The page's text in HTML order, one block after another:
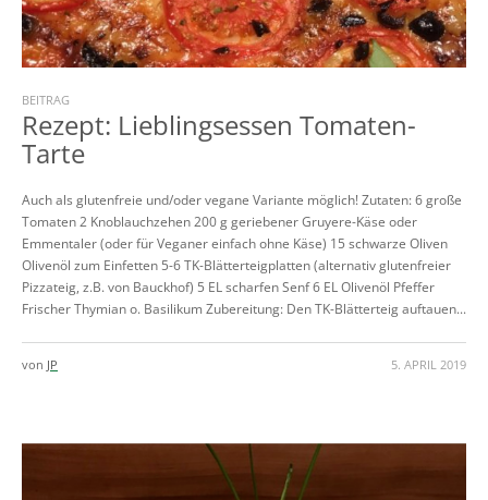
BEITRAG
Rezept: Lieblingsessen Tomaten-
Tarte
Auch als glutenfreie und/oder vegane Variante möglich! Zutaten: 6 große
Tomaten 2 Knoblauchzehen 200 g geriebener Gruyere-Käse oder
Emmentaler (oder für Veganer einfach ohne Käse) 15 schwarze Oliven
Olivenöl zum Einfetten 5-6 TK-Blätterteigplatten (alternativ glutenfreier
Pizzateig, z.B. von Bauckhof) 5 EL scharfen Senf 6 EL Olivenöl Pfeffer
Frischer Thymian o. Basilikum Zubereitung: Den TK-Blätterteig auftauen...
5. APRIL 2019
von JP